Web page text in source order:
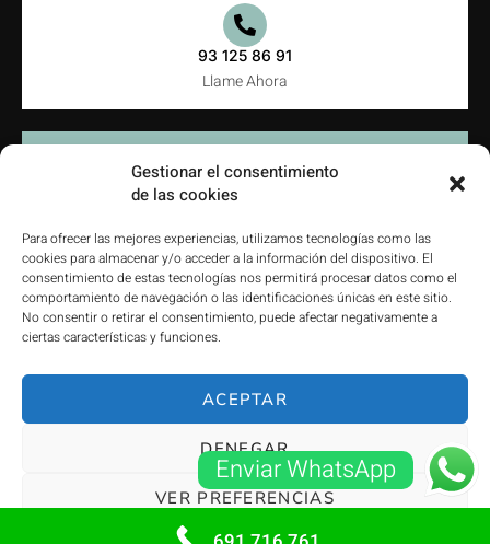
Gestionar el consentimiento
de las cookies
Para ofrecer las mejores experiencias, utilizamos tecnologías como las
cookies para almacenar y/o acceder a la información del dispositivo. El
consentimiento de estas tecnologías nos permitirá procesar datos como el
comportamiento de navegación o las identificaciones únicas en este sitio.
No consentir o retirar el consentimiento, puede afectar negativamente a
ciertas características y funciones.
ACEPTAR
DENEGAR
VER PREFERENCIAS
93 125 86 91
Llame Ahora
dalmauserrallers@gmail.com
Trabajamos en
Provincia de Barcelona
© Dalmauserrallers.com. Todos los derechos reservados
Enviar WhatsApp